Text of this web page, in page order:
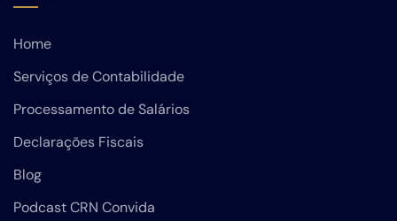
Home
Serviços de Contabilidade
Processamento de Salários
Declarações Fiscais
Blog
Podcast CRN Convida